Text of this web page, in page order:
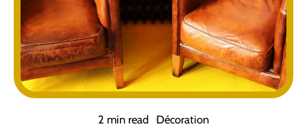
2 min read Décoration